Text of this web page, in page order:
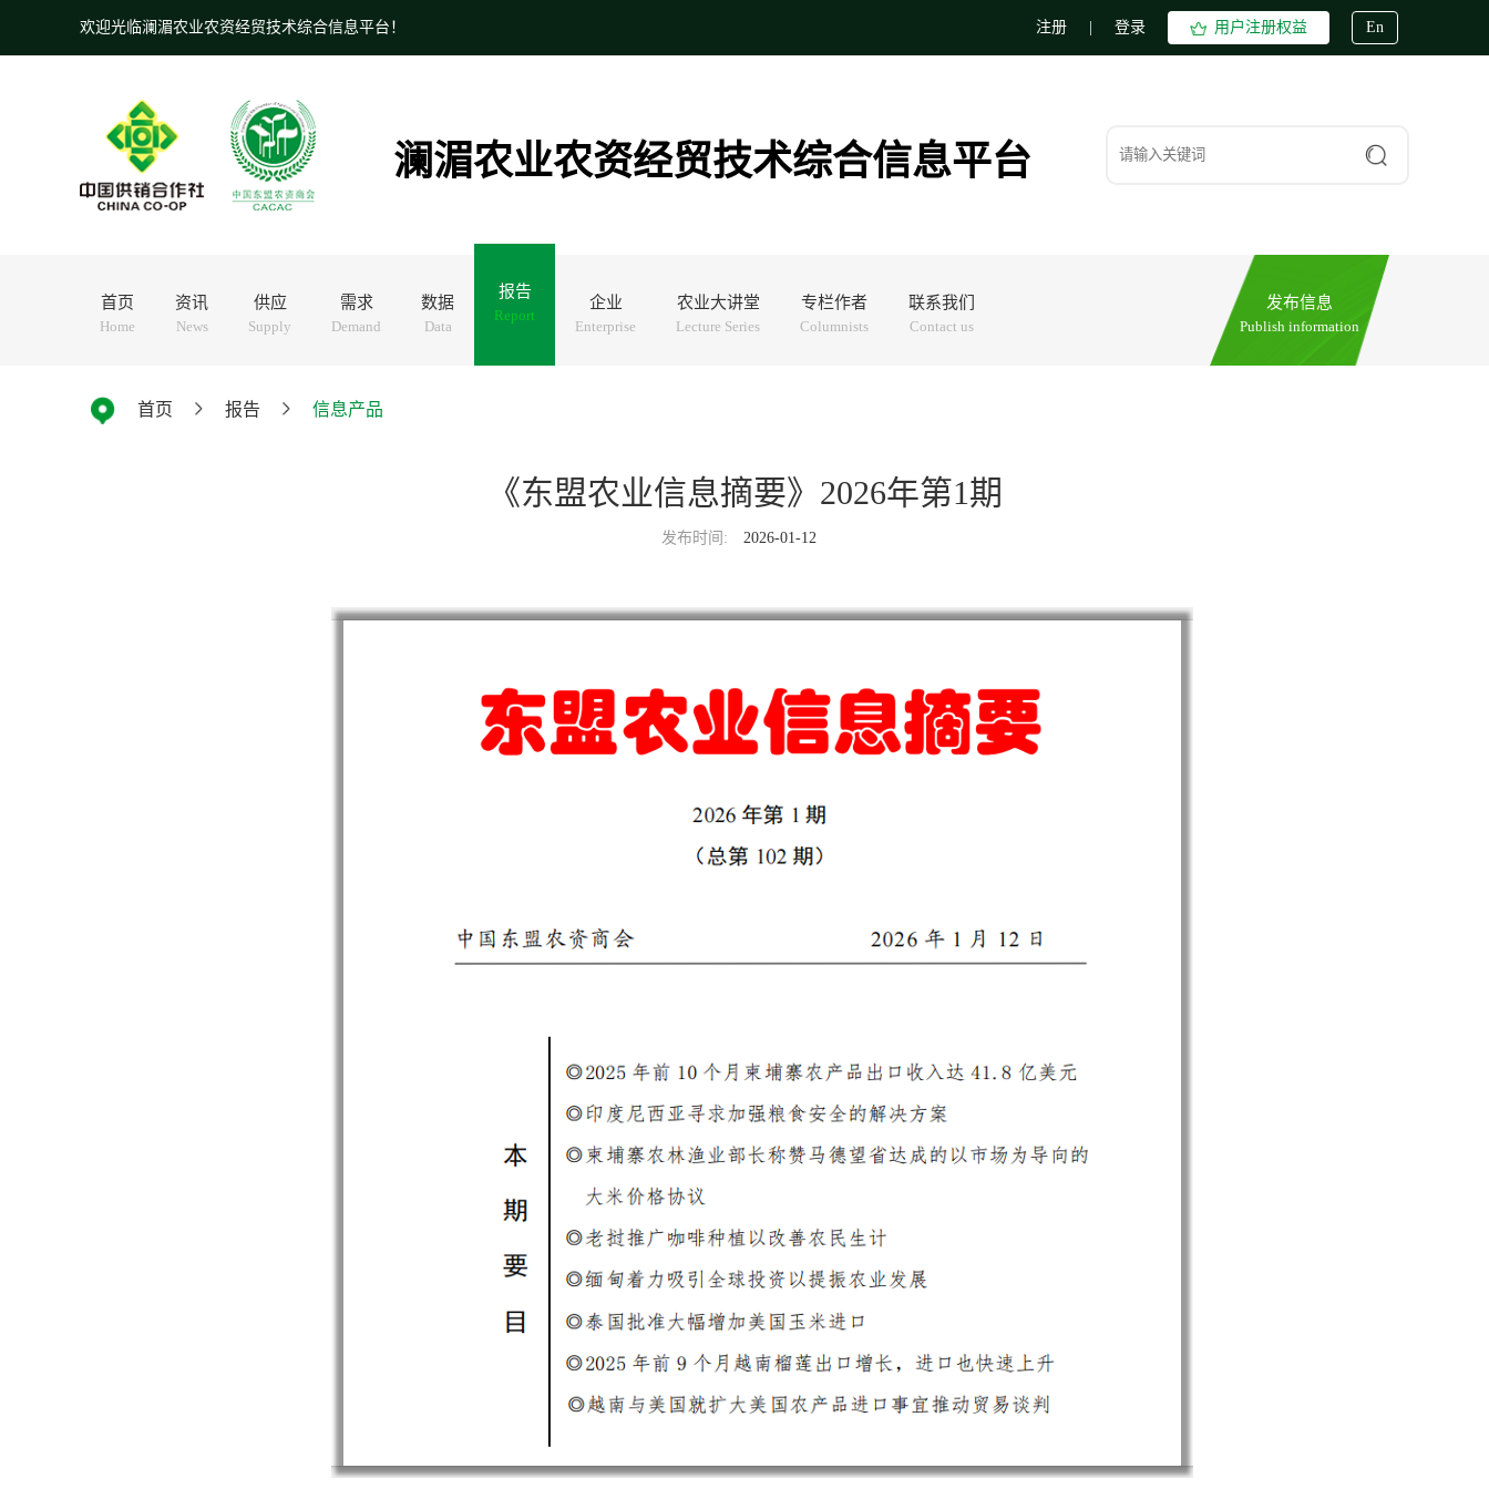
欢迎光临澜湄农业农资经贸技术综合信息平台！ 注册 登录 用户注册权益 En
澜湄农业农资经贸技术综合信息平台
首页
Home
资讯
News
供应
Supply
需求
Demand
数据
Data
报告
Report
企业
Enterprise
农业大讲堂
Lecture Series
专栏作者
Columnists
联系我们
Contact us
发布信息
Publish information
首页 报告 信息产品
《东盟农业信息摘要》2026年第1期
发布时间: 2026-01-12